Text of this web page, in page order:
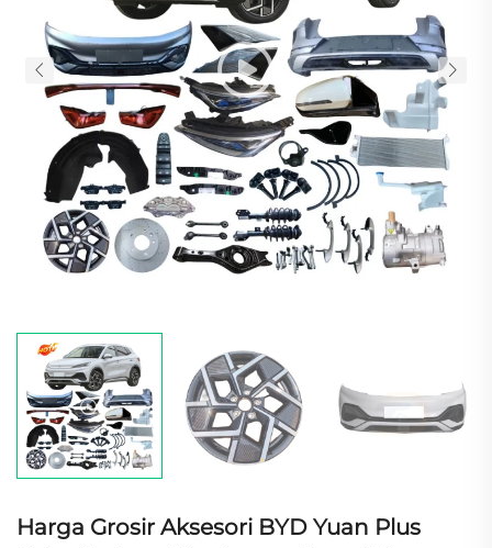
Harga Grosir Aksesori BYD Yuan Plus